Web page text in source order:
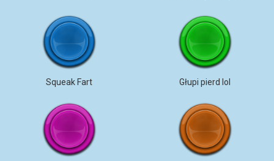
Squeak Fart Głupi pierd lol